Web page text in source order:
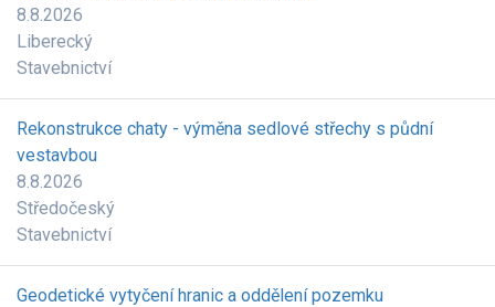
8.8.2026
Liberecký
Stavebnictví
Rekonstrukce chaty - výměna sedlové střechy s půdní
vestavbou
8.8.2026
Středočeský
Stavebnictví
Geodetické vytyčení hranic a oddělení pozemku